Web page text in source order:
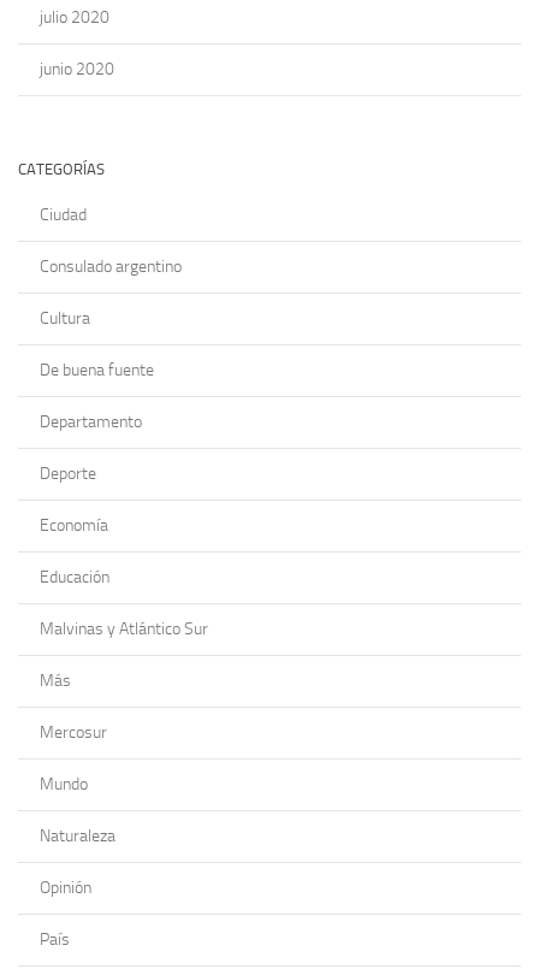
julio 2020
junio 2020
CATEGORÍAS
Ciudad
Consulado argentino
Cultura
De buena fuente
Departamento
Deporte
Economía
Educación
Malvinas y Atlántico Sur
Más
Mercosur
Mundo
Naturaleza
Opinión
País